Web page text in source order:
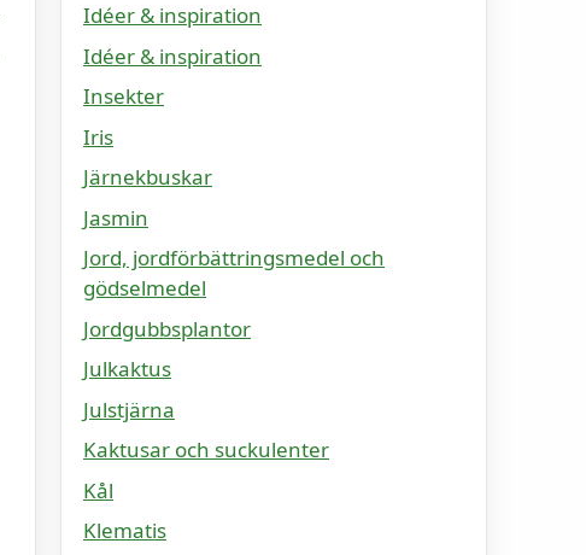
Idéer & inspiration
Idéer & inspiration
Insekter
Iris
Järnekbuskar
Jasmin
Jord, jordförbättringsmedel och
gödselmedel
Jordgubbsplantor
Julkaktus
Julstjärna
Kaktusar och suckulenter
Kål
Klematis